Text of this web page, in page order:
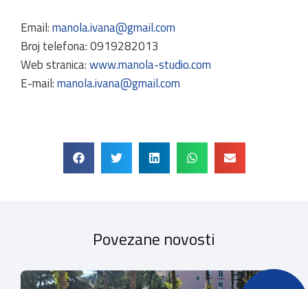
Email:manola.ivana@gmail.com
Broj telefona: 0919282013
Web stranica:www.manola-studio.com
E-mail:manola.ivana@gmail.com
Povezane novosti